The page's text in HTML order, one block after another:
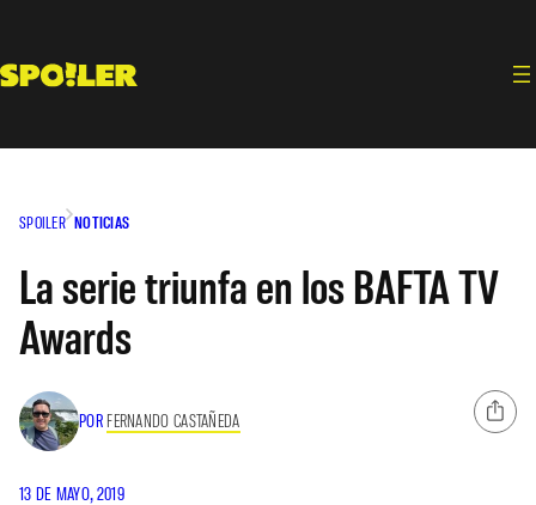
contenido
SPOILER NOTICIAS
La serie triunfa en los BAFTA TV
Awards
POR FERNANDO CASTAÑEDA
13 DE MAYO, 2019